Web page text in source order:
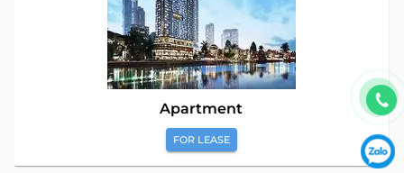
Apartment
FOR LEASE